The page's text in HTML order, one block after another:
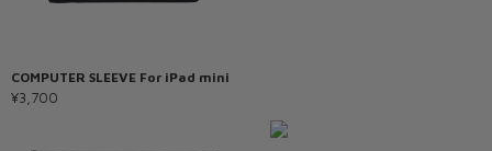
COMPUTER SLEEVE For iPad mini
¥3,700